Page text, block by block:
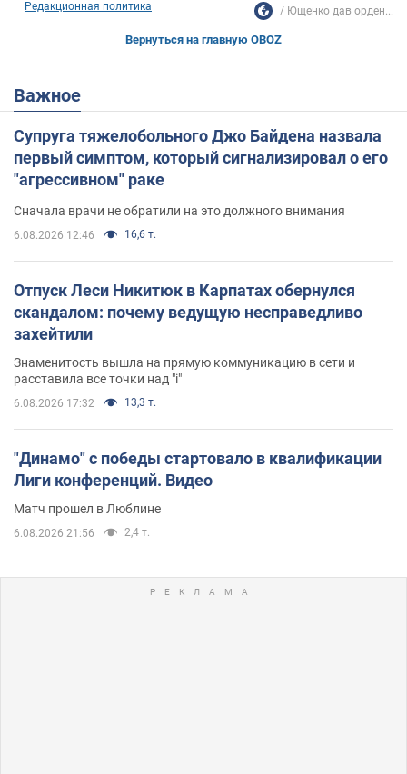
Редакционная политика Ющенко дав орден...
Вернуться на главную OBOZ
Важное
Супруга тяжелобольного Джо Байдена назвала
первый симптом, который сигнализировал о его
"агрессивном" раке
Сначала врачи не обратили на это должного внимания
6.08.2026 12:46 16,6 т.
Отпуск Леси Никитюк в Карпатах обернулся
скандалом: почему ведущую несправедливо
захейтили
Знаменитость вышла на прямую коммуникацию в сети и
расставила все точки над "i"
6.08.2026 17:32 13,3 т.
"Динамо" с победы стартовало в квалификации
Лиги конференций. Видео
Матч прошел в Люблине
6.08.2026 21:56 2,4 т.